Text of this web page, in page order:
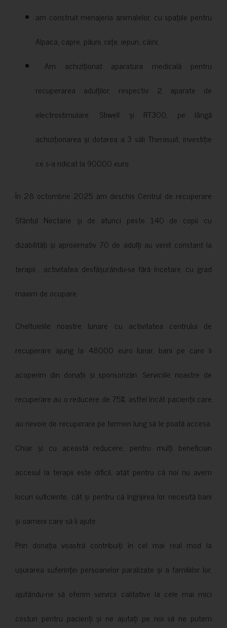
am construit menajeria animalelor, cu spațiile pentru
Alpaca, capre, păuni, rațe, iepuri, câini;
Am achiziționat aparatura medicală pentru
recuperarea adulților, respectiv 2 aparate de
electrostimulare: Stiwell și RT300, pe lângă
achiziționarea și dotarea a 3 săli Therasuit, investiție
ce s-a ridicat la 90000 euro.
În 28 octombrie 2025 am deschis Centrul de recuperare
Sfântul Nectarie și de atunci peste 140 de copii cu
dizabilități și aproximativ 70 de adulți au venit constant la
terapii , activitatea desfășurându-se fără încetare, cu grad
maxim de ocupare.
Cheltuielile noastre lunare cu activitatea centrului de
recuperare ajung la 48000 euro lunar, bani pe care îi
acoperim din donații și sponsorizări. Serviciile noastre de
recuperare au o reducere de 75%, astfel încât pacienții care
au nevoie de recuperare pe termen lung să le poată accesa.
Chiar și cu această reducere, pentru mulți beneficiari
accesul la terapii este dificil, atât pentru că noi nu avem
locuri suficiente, cât și pentru că îngrijirea lor necesită bani
și oameni care să îi ajute.
Prin donația voastră contribuiți în cel mai real mod la
ușurarea suferinței persoanelor paralizate și a familiilor lor,
ajutându-ne să oferim servicii calitative la cele mai mici
costuri pentru pacienți și ne ajutați pe noi să ne putem